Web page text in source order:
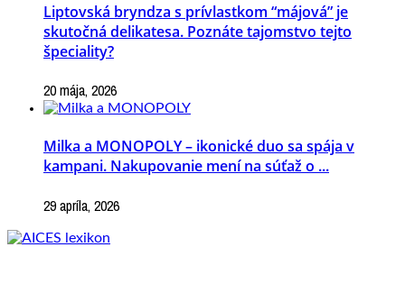
Liptovská bryndza s prívlastkom “májová” je
skutočná delikatesa. Poznáte tajomstvo tejto
špeciality?
20 mája, 2026
Milka a MONOPOLY – ikonické duo sa spája v
kampani. Nakupovanie mení na súťaž o ...
29 apríla, 2026